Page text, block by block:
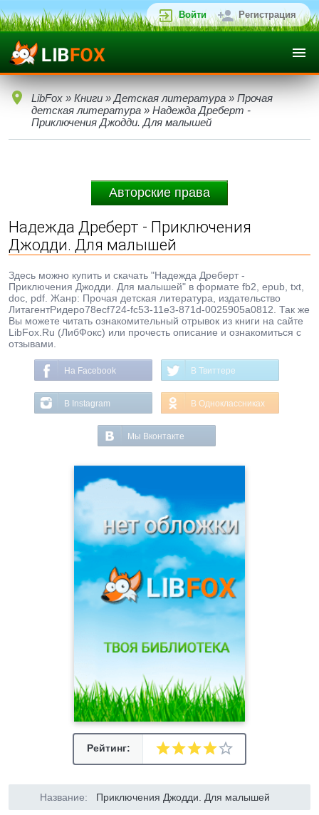
Войти Регистрация
LibFox » Книги » Детская литература » Прочая
детская литература » Надежда Дреберт -
Приключения Джодди. Для малышей
Авторские права
Надежда Дреберт - Приключения
Джодди. Для малышей
Здесь можно купить и скачать "Надежда Дреберт -
Приключения Джодди. Для малышей" в формате fb2, epub, txt,
doc, pdf. Жанр: Прочая детская литература, издательство
ЛитагентРидеро78ecf724-fc53-11e3-871d-0025905a0812. Так же
Вы можете читать ознакомительный отрывок из книги на сайте
LibFox.Ru (ЛибФокс) или прочесть описание и ознакомиться с
отзывами.
На Facebook В Твиттере
В Instagram В Одноклассниках
Мы Вконтакте
Рейтинг:
Название: Приключения Джодди. Для малышей